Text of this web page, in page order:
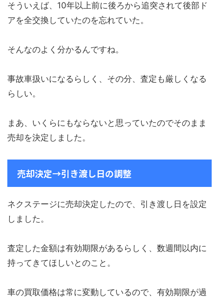
そういえば、10年以上前に後ろから追突されて後部ド
アを全交換していたのを忘れていた。
そんなのよく分かるんですね。
事故車扱いになるらしく、その分、査定も厳しくなる
らしい。
まあ、いくらにもならないと思っていたのでそのまま
売却を決定しました。
売却決定→引き渡し日の調整
ネクステージに売却決定したので、引き渡し日を設定
しました。
査定した金額は有効期限があるらしく、数週間以内に
持ってきてほしいとのこと。
車の買取価格は常に変動しているので、有効期限が過